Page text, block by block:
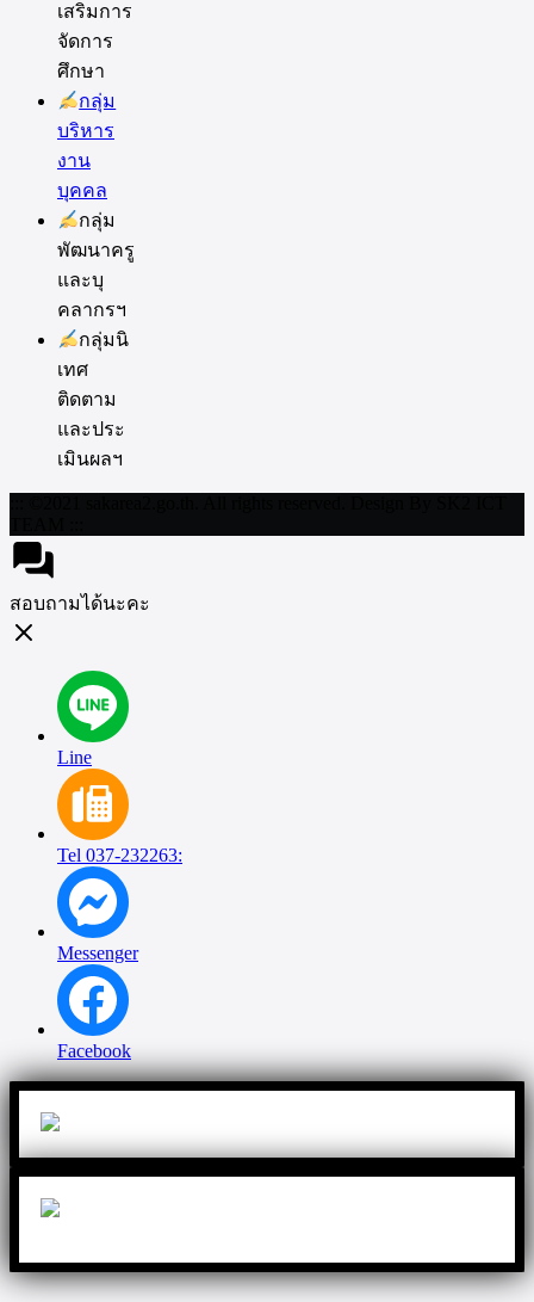
เสริมการ
จัดการ
ศึกษา
กลุ่ม
บริหาร
งาน
บุคคล
กลุ่ม
พัฒนาครู
และบุ
คลากรฯ
กลุ่มนิ
เทศ
ติดตาม
และประ
เมินผลฯ
สอบถามได้นะคะ
Line
Tel 037-232263:
Messenger
Facebook